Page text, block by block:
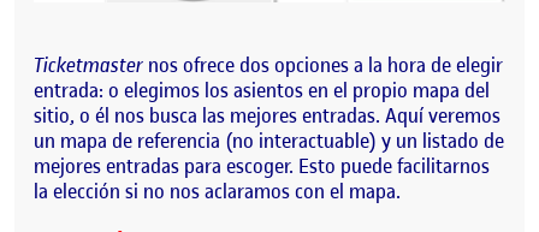
Ticketmaster nos ofrece dos opciones a la hora de elegir
entrada: o elegimos los asientos en el propio mapa del
sitio, o él nos busca las mejores entradas. Aquí veremos
un mapa de referencia (no interactuable) y un listado de
mejores entradas para escoger. Esto puede facilitarnos
la elección si no nos aclaramos con el mapa.